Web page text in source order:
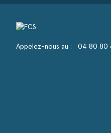
Appelez-nous au : 04 80 80